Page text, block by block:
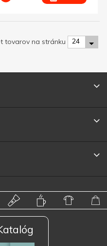
tovarov na stránku 24